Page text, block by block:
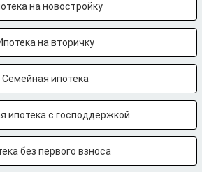
на новостройку
на вторичку
Семейная ипотека
ипотека с господдержкой
без первого взноса